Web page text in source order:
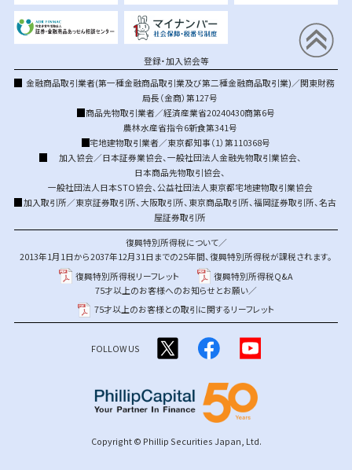
登録・加入協会等
金融商品取引業者(第一種金融商品取引業及び第二種金融商品取引業)／関東財務
局長（金商）第127号
商品先物取引業者／経済産業省20240430商第6号
農林水産省指令6新食第341号
宅地建物取引業者／東京都知事（1）第110368号
加入協会／日本証券業協会、 一般社団法人金融先物取引業協会、
日本商品先物取引協会、
一般社団法人日本STO協会、 公益社団法人東京都宅地建物取引業協会
加入取引所／東京証券取引所、大阪取引所、 東京商品取引所、福岡証券取引所、名古
屋証券取引所
復興特別所得税について／
2013年1月1日から2037年12月31日までの25年間、復興特別所得税が課税されます。
復興特別所得税リーフレット
復興特別所得税Q&A
75才以上のお客様へのお知らせとお願い／
75才以上のお客様との取引に関するリーフレット
FOLLOW US
Copyright © Phillip Securities Japan, Ltd.